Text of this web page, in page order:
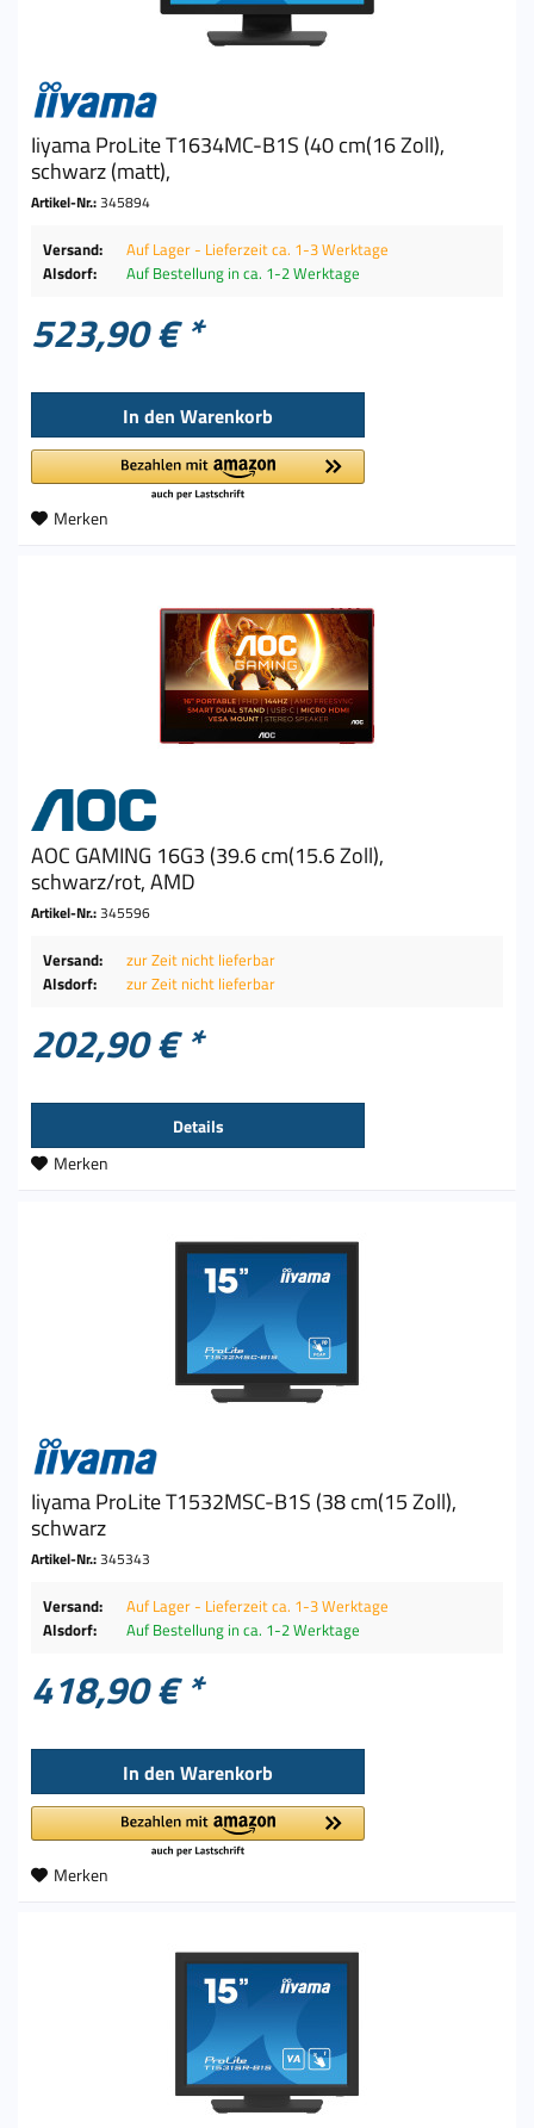
Iiyama ProLite T1634MC-B1S (40 cm(16 Zoll),
schwarz (matt),
Artikel-Nr.:345894
Versand:
Auf Lager - Lieferzeit ca. 1-3 Werktage
Alsdorf:
Auf Bestellung in ca. 1-2 Werktage
523,90 € *
In den Warenkorb
Merken
AOC GAMING 16G3 (39.6 cm(15.6 Zoll),
schwarz/rot, AMD
Artikel-Nr.:345596
Versand:
zur Zeit nicht lieferbar
Alsdorf:
zur Zeit nicht lieferbar
202,90 € *
Details
Merken
Iiyama ProLite T1532MSC-B1S (38 cm(15 Zoll),
schwarz
Artikel-Nr.:345343
Versand:
Auf Lager - Lieferzeit ca. 1-3 Werktage
Alsdorf:
Auf Bestellung in ca. 1-2 Werktage
418,90 € *
In den Warenkorb
Merken